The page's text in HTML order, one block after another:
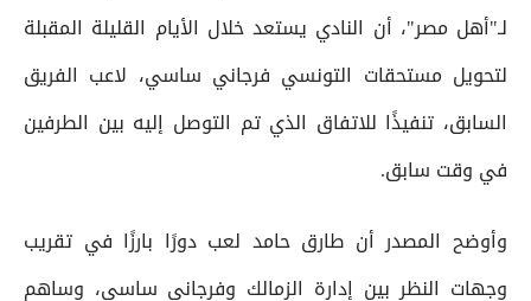
لـ"أهل مصر"، أن النادي يستعد خلال الأيام القليلة المقبلة
لتحويل مستحقات التونسي فرجاني ساسي، لاعب الفريق
السابق، تنفيذًا للاتفاق الذي تم التوصل إليه بين الطرفين
في وقت سابق.
وأوضح المصدر أن طارق حامد لعب دورًا بارزًا في تقريب
وجهات النظر بين إدارة الزمالك وفرجاني ساسي، وساهم